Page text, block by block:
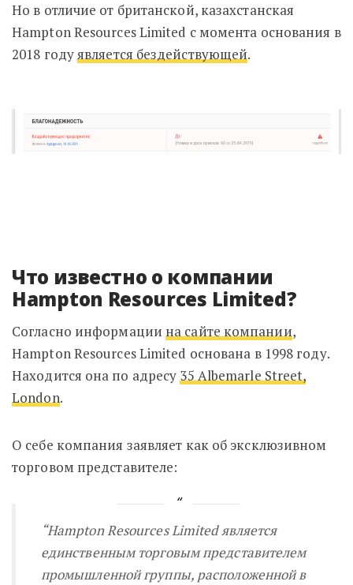
Но в отличие от британской, казахстанская
Hampton Resources Limited с момента основания в
2018 годуявляется бездействующей.
Что известно о компании
Hampton Resources Limited?
Согласно информации на сайте компании,
Hampton Resources Limited основана в 1998 году.
Находится она по адресу 35 Albemarle Street,
London.
О себе компания заявляет как об эксклюзивном
торговом представителе:
“Hampton Resources Limitedявляется
единственным торговым представителем
промышленной группы, расположенной в